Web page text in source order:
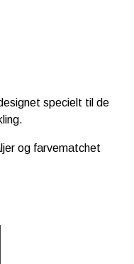
specielt til de
og farvematchet